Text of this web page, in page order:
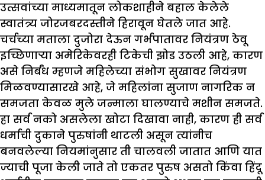
उत्सवांच्या माध्यमातून लोकशाहीने बहाल केलेले
स्वातंत्र्य जोरजबरदस्तीने हिरावून घेतले जात आहे.
चर्चच्या मताला दुजोरा देऊन गर्भपातावर नियंत्रण ठेवू
इच्छिणाऱ्या अमेरिकेवरही टिकेची झोड उठली आहे, कारण
असे निर्बंध म्हणजे महिलेच्या संभोग सुखावर नियंत्रण
मिळवण्यासारखे आहे, जे महिलांना सुजाण नागरिक न
समजता केवळ मुले जन्माला घालण्याचे मशीन समजते.
हा सर्व नको असलेला खोटा दिखावा नाही, कारण ही सर्व
धर्माची दुकाने पुरुषांनी थाटली असून त्यांनीच
बनवलेल्या नियमांनुसार ती चालवली जातात आणि यात
ज्याची पूजा केली जाते तो एकतर पुरुष असतो किंवा हिंदू